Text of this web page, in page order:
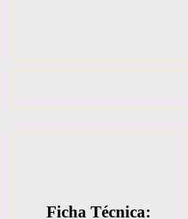
Ficha Técnica: